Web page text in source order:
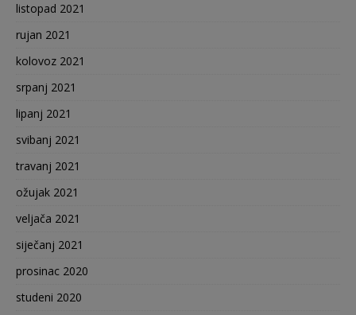
listopad 2021
rujan 2021
kolovoz 2021
srpanj 2021
lipanj 2021
svibanj 2021
travanj 2021
ožujak 2021
veljača 2021
siječanj 2021
prosinac 2020
studeni 2020